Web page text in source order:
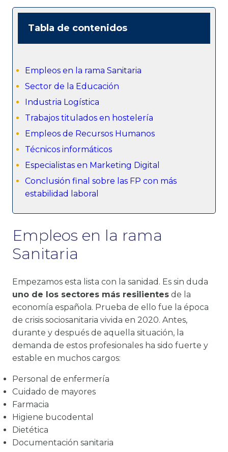
Tabla de contenidos
Empleos en la rama Sanitaria
Sector de la Educación
Industria Logística
Trabajos titulados en hostelería
Empleos de Recursos Humanos
Técnicos informáticos
Especialistas en Marketing Digital
Conclusión final sobre las FP con más
estabilidad laboral
Empleos en la rama
Sanitaria
Empezamos esta lista con la sanidad. Es sin duda
uno de los sectores más resilientes de la
economía española. Prueba de ello fue la época
de crisis sociosanitaria vivida en 2020. Antes,
durante y después de aquella situación, la
demanda de estos profesionales ha sido fuerte y
estable en muchos cargos:
Personal de enfermería
Cuidado de mayores
Farmacia
Higiene bucodental
Dietética
Documentación sanitaria